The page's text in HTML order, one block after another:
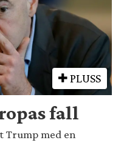
PLUSS
fall
Trump med en